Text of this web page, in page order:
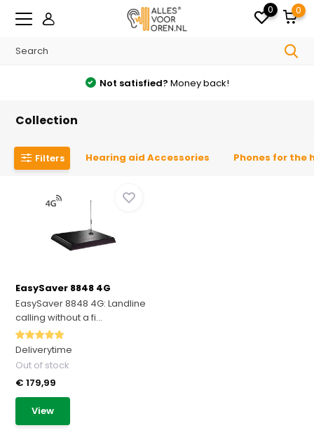
0 0
Not satisfied? Money back!
Collection
Filters Hearing aid Accessories Phones for the
EasySaver 8848 4G
EasySaver 8848 4G: Landline
calling without a fi...
Deliverytime
Out of stock
€ 179,99
View